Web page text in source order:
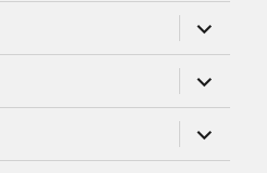
підменю
підменю
підменю